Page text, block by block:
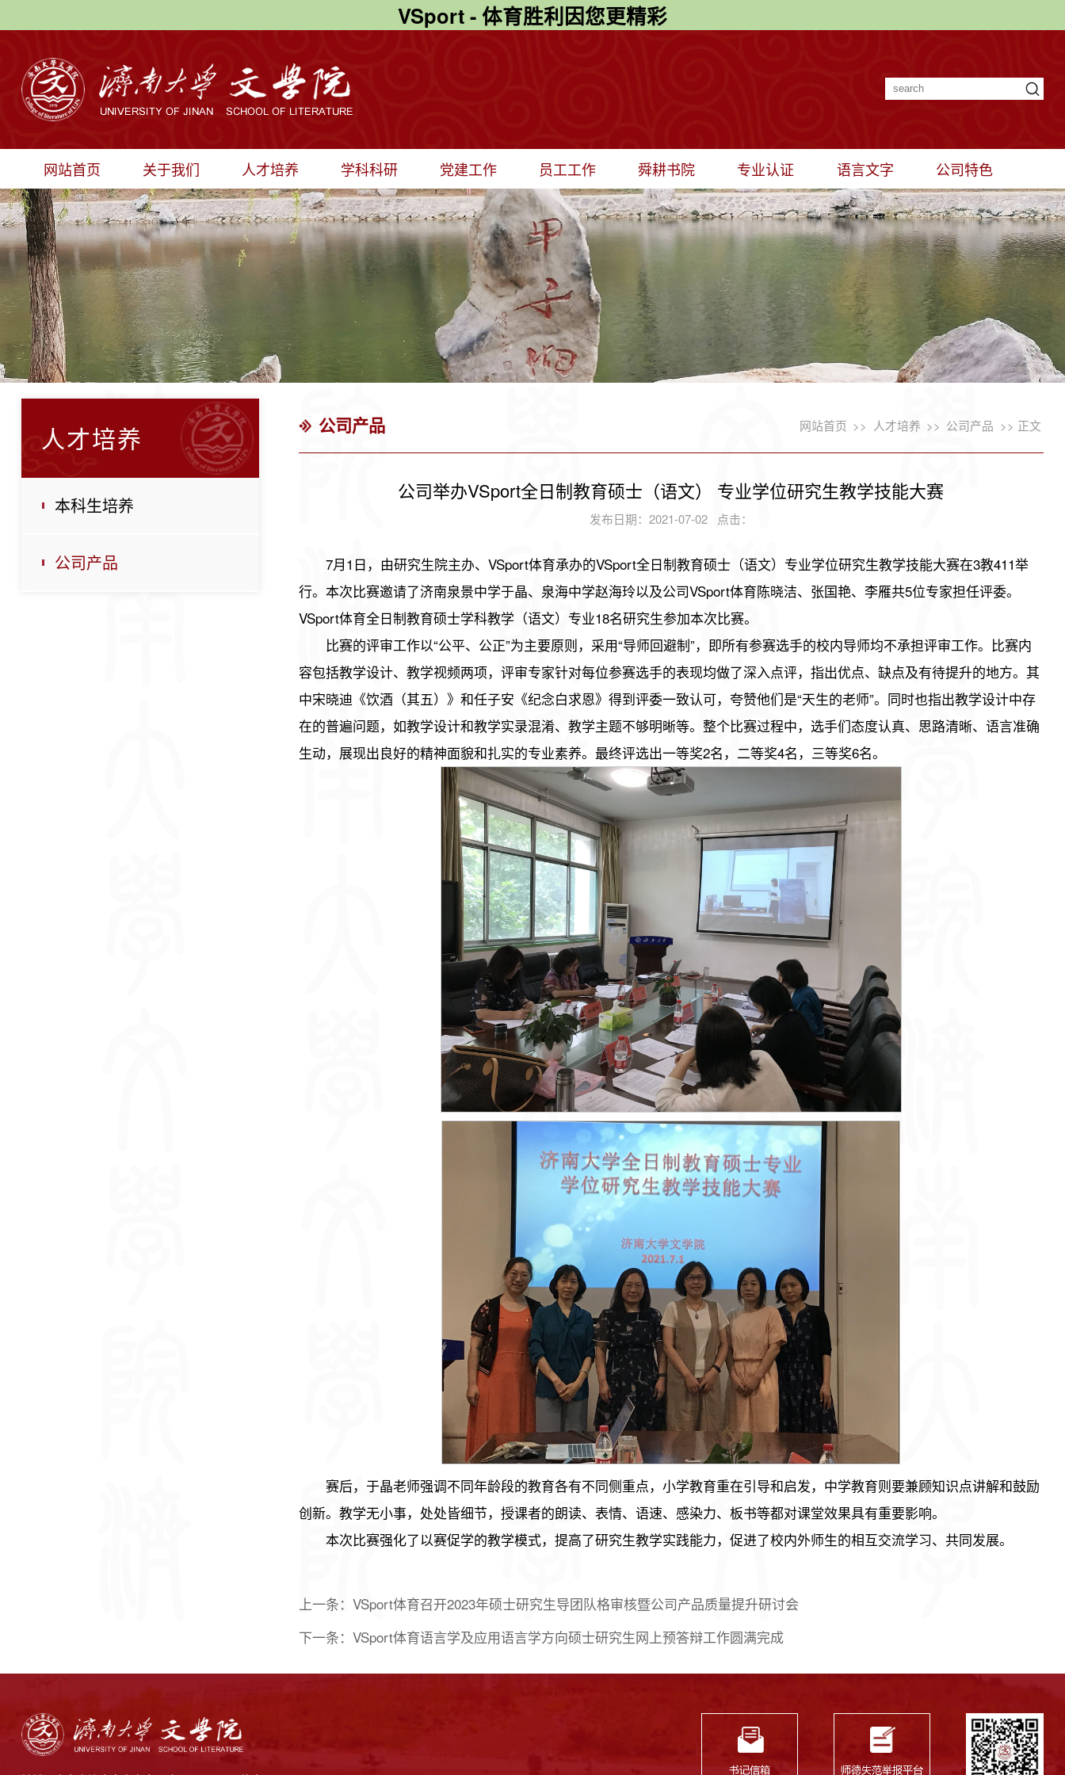
VSport - 体育胜利因您更精彩
网站首页 关于我们 人才培养 学科科研 党建工作 员工工作 舜耕书院 专业认证 语言文字 公司特色
人才培养
本科生培养
公司产品
公司产品 网站首页 >> 人才培养 >> 公司产品 >> 正文
公司举办VSport全日制教育硕士（语文） 专业学位研究生教学技能大赛
发布日期：2021-07-02 点击：
7月1日，由研究生院主办、VSport体育承办的VSport全日制教育硕士（语文）专业学位研究生教学技能大赛在3教411举
行。本次比赛邀请了济南泉景中学于晶、泉海中学赵海玲以及公司VSport体育陈晓洁、张国艳、李雁共5位专家担任评委。
VSport体育全日制教育硕士学科教学（语文）专业18名研究生参加本次比赛。
比赛的评审工作以“公平、公正”为主要原则，采用“导师回避制”，即所有参赛选手的校内导师均不承担评审工作。比赛内
容包括教学设计、教学视频两项，评审专家针对每位参赛选手的表现均做了深入点评，指出优点、缺点及有待提升的地方。其
中宋晓迪《饮酒（其五）》和任子安《纪念白求恩》得到评委一致认可，夸赞他们是“天生的老师”。同时也指出教学设计中存
在的普遍问题，如教学设计和教学实录混淆、教学主题不够明晰等。整个比赛过程中，选手们态度认真、思路清晰、语言准确
生动，展现出良好的精神面貌和扎实的专业素养。最终评选出一等奖2名，二等奖4名，三等奖6名。
赛后，于晶老师强调不同年龄段的教育各有不同侧重点，小学教育重在引导和启发，中学教育则要兼顾知识点讲解和鼓励
创新。教学无小事，处处皆细节，授课者的朗读、表情、语速、感染力、板书等都对课堂效果具有重要影响。
本次比赛强化了以赛促学的教学模式，提高了研究生教学实践能力，促进了校内外师生的相互交流学习、共同发展。
上一条： VSport体育召开2023年硕士研究生导团队格审核暨公司产品质量提升研讨会
下一条： VSport体育语言学及应用语言学方向硕士研究生网上预答辩工作圆满完成